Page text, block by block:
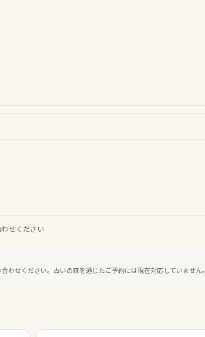
せください
わせください。占いの森を通じたご予約には現在対応していません。